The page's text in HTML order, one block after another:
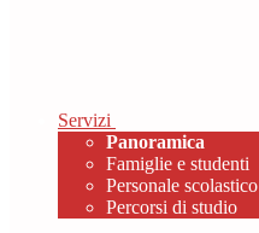
Servizi
Panoramica
Famiglie e studenti
Personale scolastico
Percorsi di studio